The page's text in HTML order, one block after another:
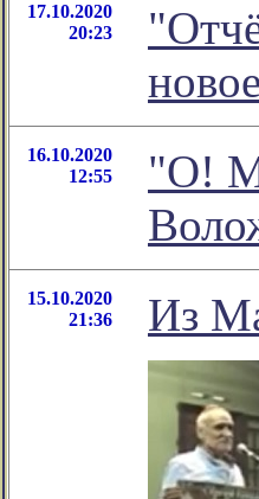
17.10.2020
20:23
16.10.2020
12:55
"О!
15.10.2020
21:36
Из